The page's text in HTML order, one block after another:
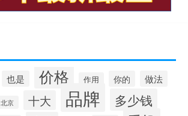
也是 价格 作用 你的 做法
北京 十大 品牌 多少钱